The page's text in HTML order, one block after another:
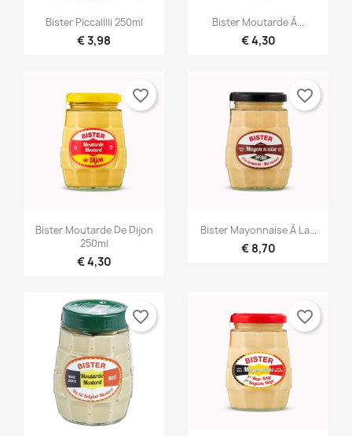
Snel bekijken
Bister Piccalilli 250ml
€ 3,98
Snel bekijken
Bister Moutarde À...
€ 4,30
Snel bekijken
Bister Moutarde De Dijon
250ml
€ 4,30
favorite_border
 Snel bekijken
Bister Mayonnaise À La...
€ 8,70
favorite_border
favorite_border favorite_border